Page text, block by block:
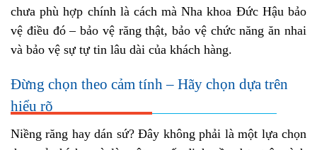
chưa phù hợp chính là cách mà Nha khoa Đức Hậu bảo
vệ điều đó – bảo vệ răng thật, bảo vệ chức năng ăn nhai
và bảo vệ sự tự tin lâu dài của khách hàng.
Đừng chọn theo cảm tính – Hãy chọn dựa trên
hiểu rõ
Niềng răng hay dán sứ? Đây không phải là một lựa chọn